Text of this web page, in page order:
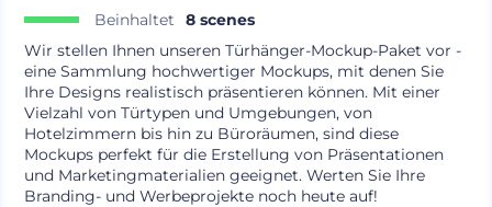
Beinhaltet
8 scenes
Wir stellen Ihnen unseren Türhänger-Mockup-Paket vor -
eine Sammlung hochwertiger Mockups, mit denen Sie
Ihre Designs realistisch präsentieren können. Mit einer
Vielzahl von Türtypen und Umgebungen, von
Hotelzimmern bis hin zu Büroräumen, sind diese
Mockups perfekt für die Erstellung von Präsentationen
und Marketingmaterialien geeignet. Werten Sie Ihre
Branding- und Werbeprojekte noch heute auf!